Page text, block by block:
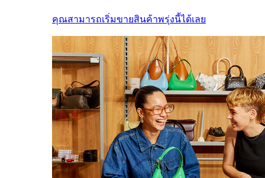
คุณสามารถเริ่มขายสินค้าพรุ่งนี้ได้เลย